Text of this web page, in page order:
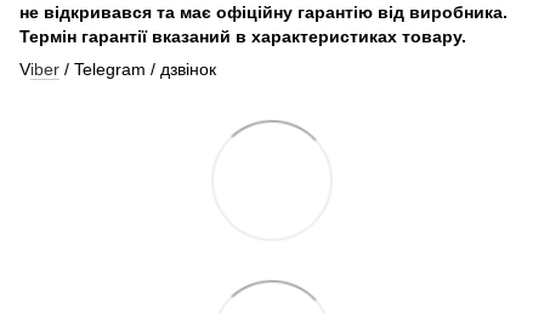
не відкривався та має офіційну гарантію від виробника.
Термін гарантії вказаний в характеристиках товару.
Viber / Telegram / дзвінок